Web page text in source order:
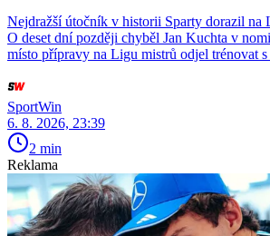
Nejdražší útočník v historii Sparty dorazil na
O deset dní později chyběl Jan Kuchta v
místo přípravy na Ligu mistrů odjel trénovat
SportWin
6. 8. 2026, 23:39
2 min
Reklama